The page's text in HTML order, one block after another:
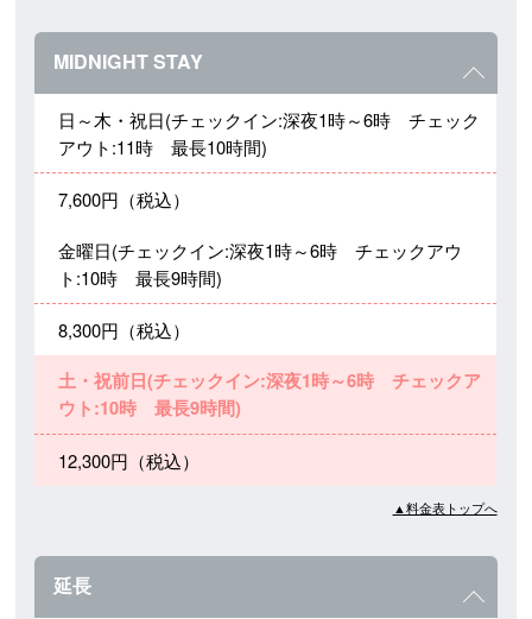
MIDNIGHT STAY
日～木・祝日(チェックイン:深夜1時～6時 チェック
アウト:11時 最長10時間)
7,600円（税込）
金曜日(チェックイン:深夜1時～6時 チェックアウ
ト:10時 最長9時間)
8,300円（税込）
土・祝前日(チェックイン:深夜1時～6時 チェックア
ウト:10時 最長9時間)
12,300円（税込）
▲料金表トップへ
延長